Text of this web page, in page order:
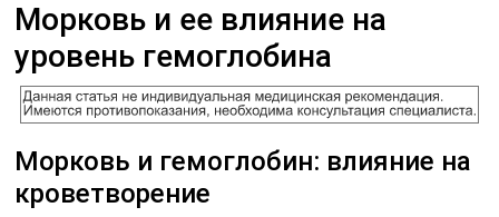
Морковь и ее влияние на
уровень гемоглобина
Морковь и гемоглобин: влияние на
кроветворение